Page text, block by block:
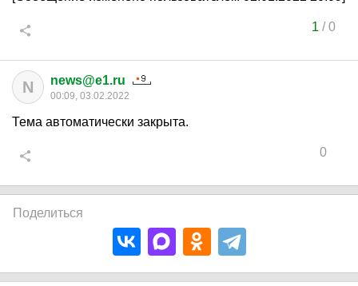
1 /0
N news@e1.ru
00:09, 03.02.2022
Тема автоматически закрыта.
0
Поделиться